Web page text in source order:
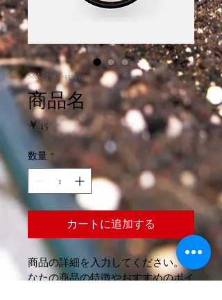
SKU： 126351351935
商品名
￥45 価
格
数量 *
カートに追加する
商品の詳細を入力してください。あ
なたの商品の特徴やおすすめのポイ